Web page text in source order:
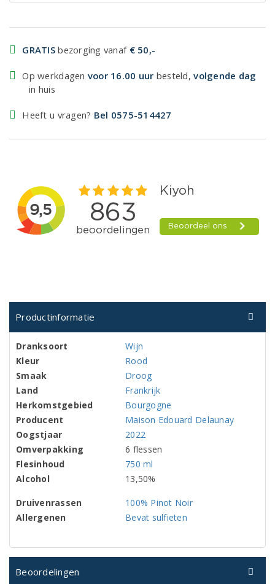
GRATIS bezorging vanaf € 50,-
Op werkdagen voor 16.00 uur besteld,volgende dag
in huis
Heeft u vragen? Bel 0575-514427
Productinformatie
Dranksoort
Wijn
Kleur
Rood
Smaak
Droog
Land
Frankrijk
Herkomstgebied
Bourgogne
Producent
Maison Edouard Delaunay
Oogstjaar
2022
Omverpakking
6 flessen
Flesinhoud
750 ml
Alcohol
13,50%
Druivenrassen
100% Pinot Noir
Allergenen
Bevat sulfieten
Beoordelingen